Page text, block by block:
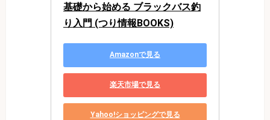
基礎から始める ブラックバス釣
り入門 (つり情報BOOKS)
Amazonで見る
楽天市場で見る
Yahoo!ショッピングで見る